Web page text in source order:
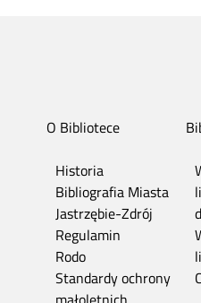
O Bibliotece
Historia
Bibliografia Miasta
Jastrzębie-Zdrój
Regulamin
Rodo
Standardy ochrony